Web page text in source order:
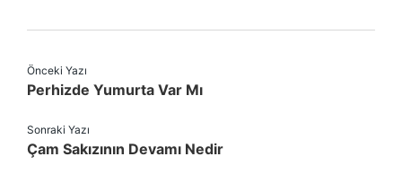
Önceki Yazı
Perhizde Yumurta Var Mı
Sonraki Yazı
Çam Sakızının Devamı Nedir